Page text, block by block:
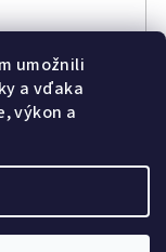
umožnili
a vďaka
výkon a